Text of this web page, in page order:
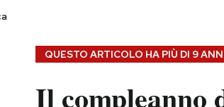
QUESTO ARTICOLO HA PIÙ DI 9
Il compleanno